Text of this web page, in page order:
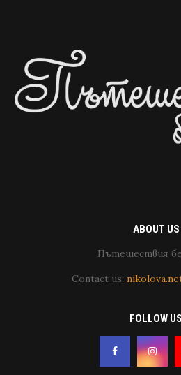
ABOUT US
Пътешествия
Contact us:
FOLLOW US